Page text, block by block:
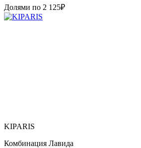
Долями по 2 125₽
KIPARIS
Комбинация Лавида